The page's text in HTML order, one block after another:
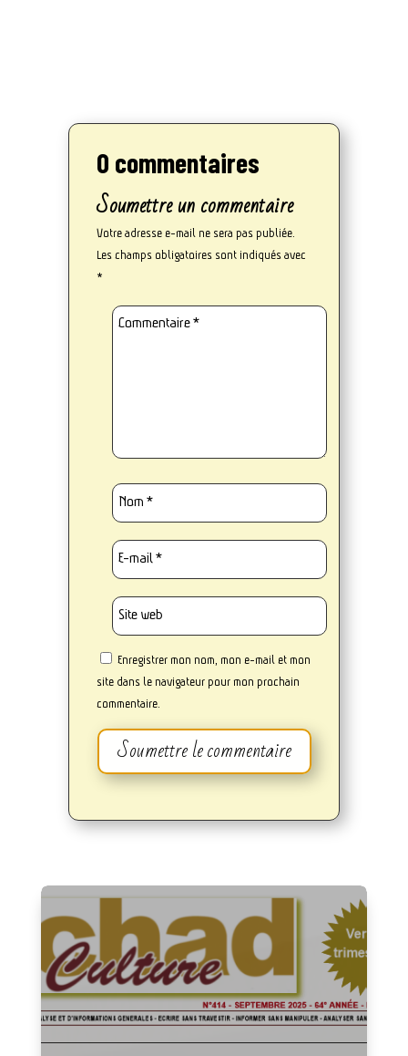
0 commentaires
Soumettre un commentaire
Votre adresse e-mail ne sera pas publiée.
Les champs obligatoires sont indiqués avec
*
Enregistrer mon nom, mon e-mail et mon
site dans le navigateur pour mon prochain
commentaire.
Soumettre le commentaire